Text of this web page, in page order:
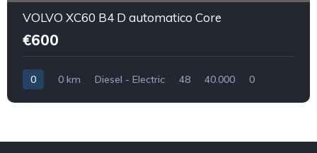
VOLVO XC60 B4 D automatico Core
€600
0 0 km Diesel - Electric 48 40.000 0